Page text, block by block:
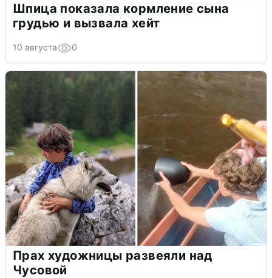
Шпица показала кормление сына
грудью и вызвала хейт
10 августа 0
Прах художницы развеяли над
Чусовой